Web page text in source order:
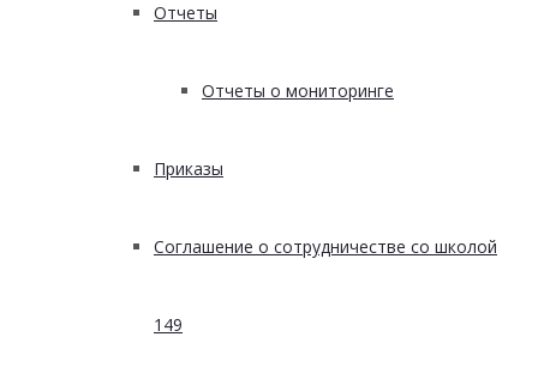
Отчеты
Отчеты о мониторинге
Приказы
Соглашение о сотрудничестве со школой
149